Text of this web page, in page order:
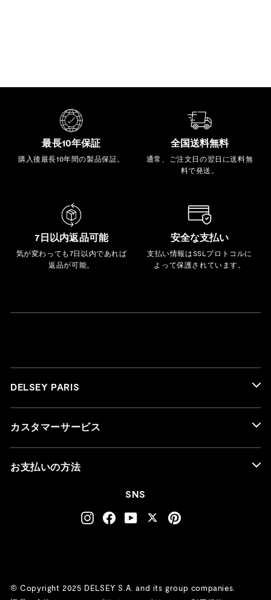
最長10年保証
購入後最長10年間の製品保証。
全国送料無料
通常、ご注文日の翌日に送料無
料で発送。
7日以内返品可能
気が変わっても7日以内であれば
返品が可能。
安全な支払い
支払い情報はSSLプロトコルに
よって保護されています。
DELSEY PARIS
カスタマーサービス
お支払いの方法
SNS
InstagramFacebookYouTubeTwitter
© Copyright 2025 DELSEY S.A. and its group companies.